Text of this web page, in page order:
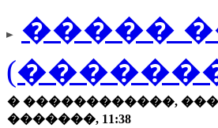
�����
� ������������,
�������, 11:38